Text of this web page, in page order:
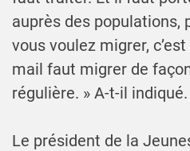
auprès des populations,
vous voulez migrer,
mail faut migrer de
régulière. » A-t-il indiqué.
Le président de la